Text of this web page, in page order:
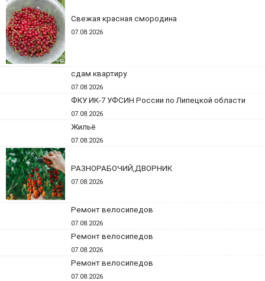
Свежая красная смородина
07.08.2026
сдам квартиру
07.08.2026
ФКУ ИК-7 УФСИН России по Липецкой области
07.08.2026
Жильё
07.08.2026
РАЗНОРАБОЧИЙ,ДВОРНИК
07.08.2026
Ремонт велосипедов
07.08.2026
Ремонт велосипедов
07.08.2026
Ремонт велосипедов
07.08.2026